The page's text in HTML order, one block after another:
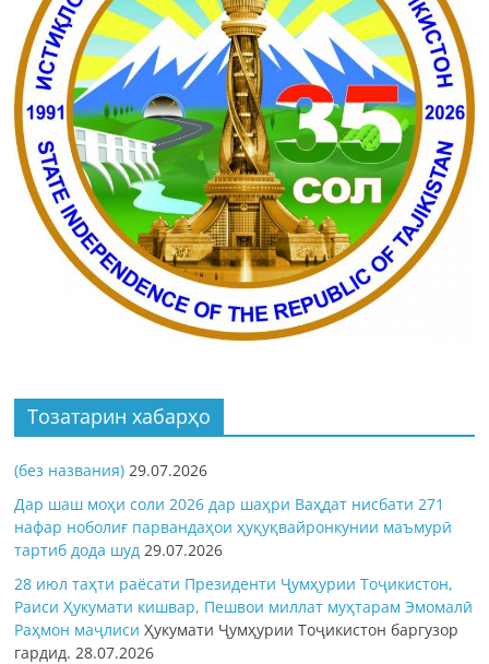
Тозатарин хабарҳо
(без названия) 29.07.2026
Дар шаш моҳи соли 2026 дар шаҳри Ваҳдат нисбати 271
нафар ноболиғ парвандаҳои ҳуқуқвайронкунии маъмурӣ
тартиб дода шуд 29.07.2026
28 июл таҳти раёсати Президенти Ҷумҳурии Тоҷикистон,
Раиси Ҳукумати кишвар, Пешвои миллат муҳтарам Эмомалӣ
Раҳмон маҷлисиҲукумати Ҷумҳурии Тоҷикистон баргузор
гардид. 28.07.2026